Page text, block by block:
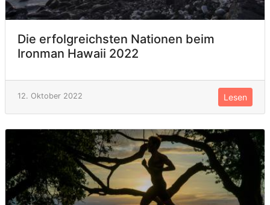
Die erfolgreichsten Nationen beim
Ironman Hawaii 2022
12. Oktober 2022 Lesen